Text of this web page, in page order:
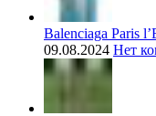
Balenciaga Paris
09.08.2024 Нет